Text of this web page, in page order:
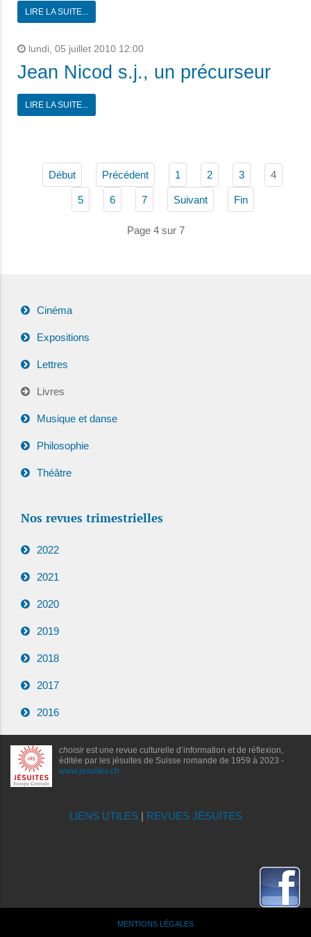
LIRE LA SUITE...
lundi, 05 juillet 2010 12:00
Jean Nicod s.j., un précurseur
LIRE LA SUITE...
Début Précédent 1 2 3 4
5 6 7 Suivant Fin
Page 4 sur 7
Cinéma
Expositions
Lettres
Livres
Musique et danse
Philosophie
Théâtre
Nos revues trimestrielles
2022
2021
2020
2019
2018
2017
2016
choisirest une revue culturelle d’information et de réflexion,
éditée par les jésuites de Suisse romande de 1959 à 2023 -
www.jesuites.ch
LIENS UTILES| REVUES JÉSUITES
MENTIONS LÉGALES